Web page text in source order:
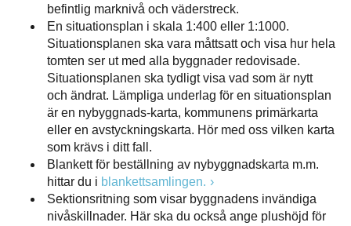
befintlig marknivå och väderstreck.
En situationsplan i skala 1:400 eller 1:1000.
Situationsplanen ska vara måttsatt och visa hur hela
tomten ser ut med alla byggnader redovisade.
Situationsplanen ska tydligt visa vad som är nytt
och ändrat. Lämpliga underlag för en situationsplan
är en nybyggnads-karta, kommunens primärkarta
eller en avstyckningskarta. Hör med oss vilken karta
som krävs i ditt fall.
Blankett för beställning av nybyggnadskarta m.m.
hittar du i blankettsamlingen.
Sektionsritning som visar byggnadens invändiga
nivåskillnader. Här ska du också ange plushöjd för